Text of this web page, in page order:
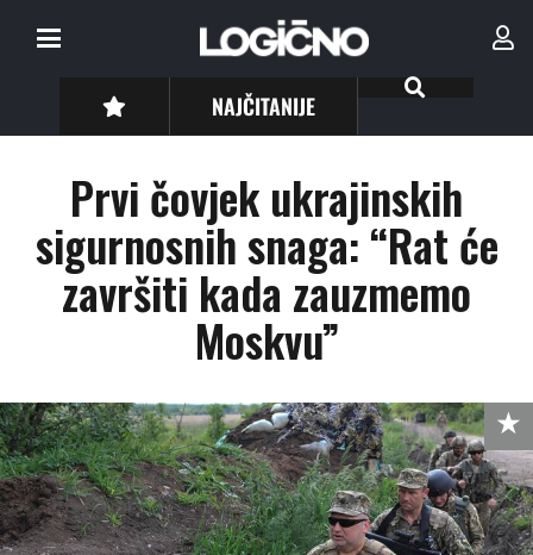
NAJČITANIJE
Prvi čovjek ukrajinskih
sigurnosnih snaga: “Rat će
završiti kada zauzmemo
Moskvu”